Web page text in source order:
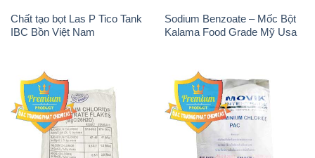
Chất tạo bọt Las P Tico Tank
IBC Bồn Việt Nam
Sodium Benzoate – Mốc Bột
Kalama Food Grade Mỹ Usa